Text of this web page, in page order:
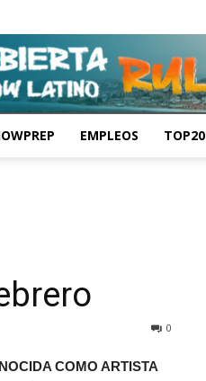
EMPLEOS TOP20
0
COMO ARTISTA